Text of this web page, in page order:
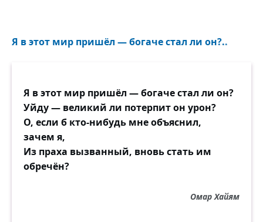
Я в этот мир пришёл — богаче стал ли он?..
Я в этот мир пришёл — богаче стал ли он?
Уйду — великий ли потерпит он урон?
О, если б кто-нибудь мне объяснил,
зачем я,
Из праха вызванный, вновь стать им
обречён?
Омар Хайям